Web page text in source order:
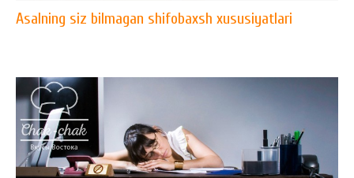
Asalning siz bilmagan shifobaxsh xususiyatlari